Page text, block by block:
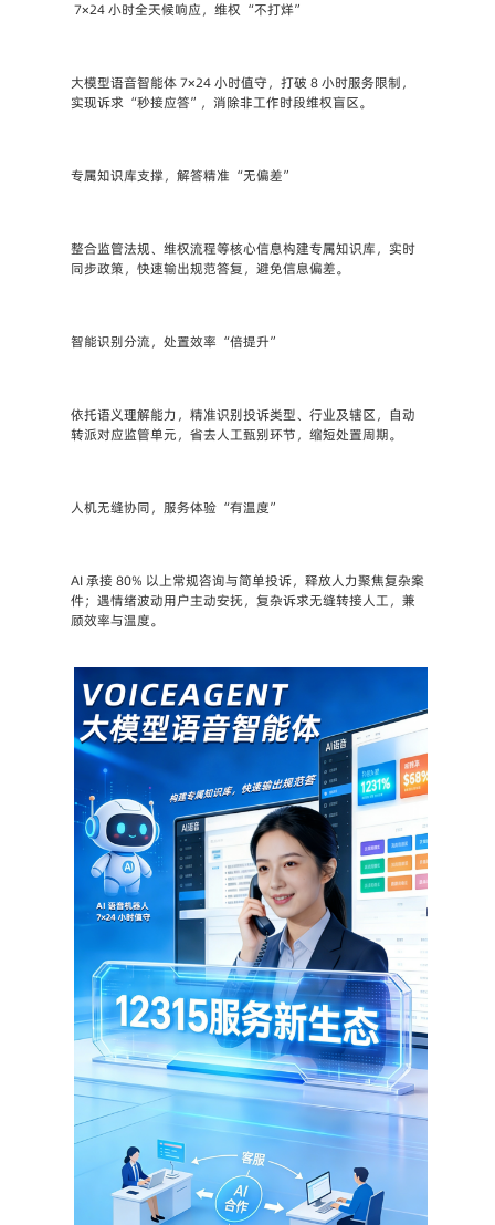
7×24 小时全天候响应，维权 “不打烊”
大模型语音智能体 7×24 小时值守，打破 8 小时服务限制，
实现诉求 “秒接应答”，消除非工作时段维权盲区。
整合监管法规、维权流程等核心信息构建专属知识库，实时
同步政策，快速输出规范答复，避免信息偏差。
依托语义理解能力，精准识别投诉类型、行业及辖区，自动
转派对应监管单元，省去人工甄别环节，缩短处置周期。
AI 承接 80% 以上常规咨询与简单投诉，释放人力聚焦复杂案
件；遇情绪波动用户主动安抚，复杂诉求无缝转接人工，兼
顾效率与温度。